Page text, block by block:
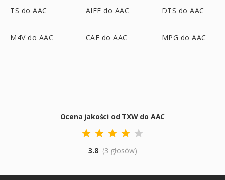
TS do AAC AIFF do AAC DTS do AAC
M4V do AAC CAF do AAC MPG do AAC
Ocena jakości od TXW do AAC
3.8 (3 głosów)